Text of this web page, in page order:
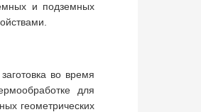
и подземных
во время
для
геометрических